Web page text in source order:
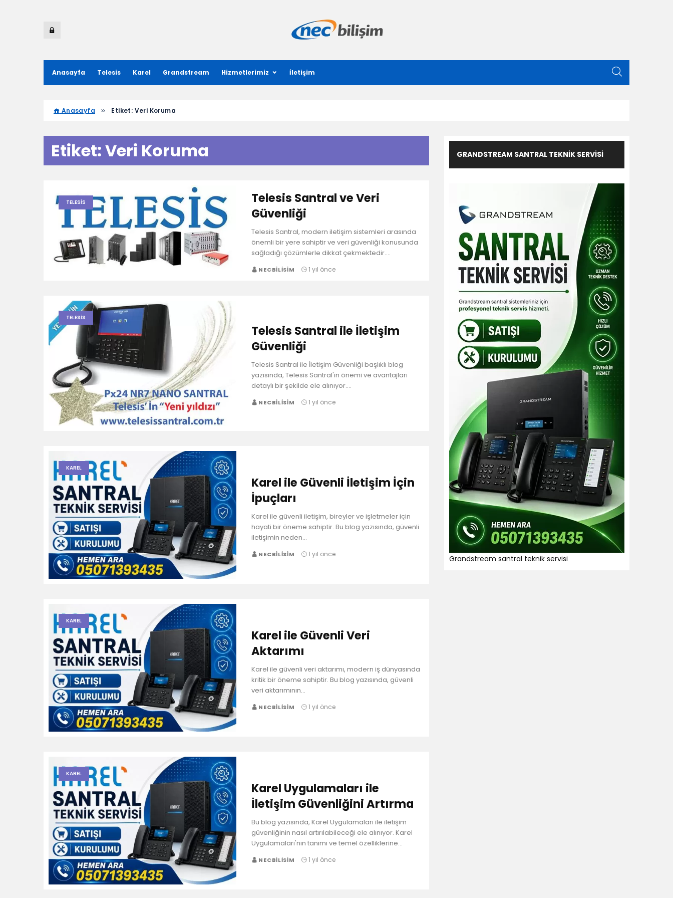
Anasayfa Telesis Karel Grandstream Hizmetlerimiz İletişim
Anasayfa Etiket: Veri Koruma
Etiket:Veri Koruma
TELESIS
Telesis Santral ve Veri
Güvenliği
Telesis Santral, modern iletişim sistemleri arasında
önemli bir yere sahiptir ve veri güvenliği konusunda
sağladığı çözümlerle dikkat çekmektedir.…
NECBILISIM 1 yıl önce
TELESIS
Telesis Santral ile İletişim
Güvenliği
Telesis Santral ile İletişim Güvenliği başlıklı blog
yazısında, Telesis Santral'ın önemi ve avantajları
detaylı bir şekilde ele alınıyor.…
NECBILISIM 1 yıl önce
KAREL
Karel ile Güvenli İletişim İçin
İpuçları
Karel ile güvenli iletişim, bireyler ve işletmeler için
hayati bir öneme sahiptir. Bu blog yazısında, güvenli
iletişimin neden…
NECBILISIM 1 yıl önce
KAREL
Karel ile Güvenli Veri
Aktarımı
Karel ile güvenli veri aktarımı, modern iş dünyasında
kritik bir öneme sahiptir. Bu blog yazısında, güvenli
veri aktarımının…
NECBILISIM 1 yıl önce
KAREL
Karel Uygulamaları ile
İletişim Güvenliğini Artırma
Bu blog yazısında, Karel Uygulamaları ile iletişim
güvenliğinin nasıl artırılabileceği ele alınıyor. Karel
Uygulamaları'nın tanımı ve temel özelliklerine…
NECBILISIM 1 yıl önce
GRANDSTREAM SANTRAL TEKNIK SERVISI
Grandstream santral teknik servisi